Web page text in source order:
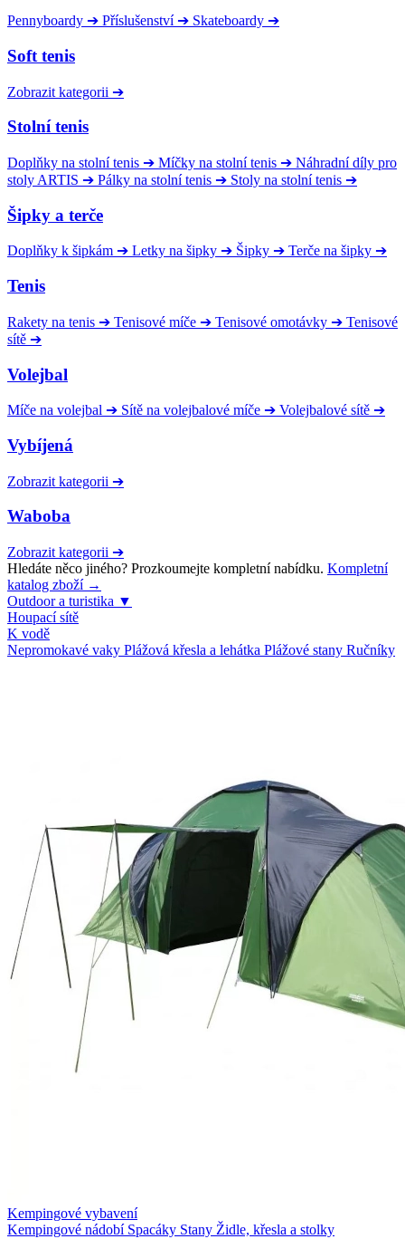
Pennyboardy ➔ Příslušenství ➔ Skateboardy ➔
Soft tenis
Zobrazit kategorii ➔
Stolní tenis
Doplňky na stolní tenis ➔ Míčky na stolní tenis ➔ Náhradní díly pro
stoly ARTIS ➔ Pálky na stolní tenis ➔ Stoly na stolní tenis ➔
Šipky a terče
Doplňky k šipkám ➔ Letky na šipky ➔ Šipky ➔ Terče na šipky ➔
Tenis
Rakety na tenis ➔ Tenisové míče ➔ Tenisové omotávky ➔ Tenisové
sítě ➔
Volejbal
Míče na volejbal ➔ Sítě na volejbalové míče ➔ Volejbalové sítě ➔
Vybíjená
Zobrazit kategorii ➔
Waboba
Zobrazit kategorii ➔
Hledáte něco jiného? Prozkoumejte kompletní nabídku. Kompletní
katalog zboží →
Outdoor a turistika ▼
Houpací sítě
K vodě
Nepromokavé vaky Plážová křesla a lehátka Plážové stany Ručníky
Kempingové vybavení
Kempingové nádobí Spacáky Stany Židle, křesla a stolky